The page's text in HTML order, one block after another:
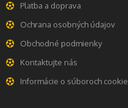
Platba a doprava
Ochrana osobných údajov
Obchodné podmienky
Kontaktujte nás
Informácie o súboroch cookie